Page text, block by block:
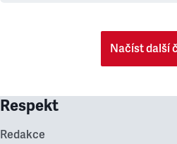
Načíst další
Respekt
Redakce